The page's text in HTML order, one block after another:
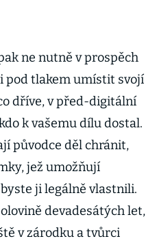
ne nutně v prospěch
pod tlakem umístit svojí
dříve, v před-digitální
k vašemu dílu dostal.
původce děl chránit,
jež umožňují
ji legálně vlastnili.
devadesátých let,
v zárodku a tvůrci